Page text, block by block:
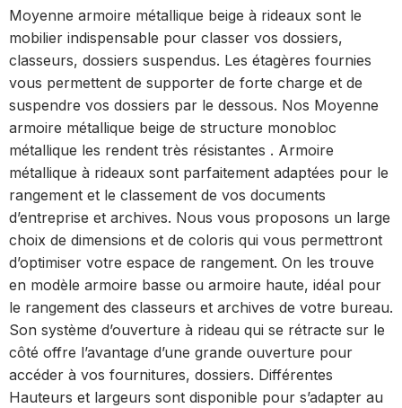
Moyenne armoire métallique beige à rideaux sont le
mobilier indispensable pour classer vos dossiers,
classeurs, dossiers suspendus. Les étagères fournies
vous permettent de supporter de forte charge et de
suspendre vos dossiers par le dessous. Nos Moyenne
armoire métallique beige de structure monobloc
métallique les rendent très résistantes . Armoire
métallique à rideaux sont parfaitement adaptées pour le
rangement et le classement de vos documents
d’entreprise et archives. Nous vous proposons un large
choix de dimensions et de coloris qui vous permettront
d’optimiser votre espace de rangement. On les trouve
en modèle armoire basse ou armoire haute, idéal pour
le rangement des classeurs et archives de votre bureau.
Son système d’ouverture à rideau qui se rétracte sur le
côté offre l’avantage d’une grande ouverture pour
accéder à vos fournitures, dossiers. Différentes
Hauteurs et largeurs sont disponible pour s’adapter au